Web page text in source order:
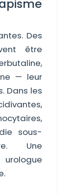
Des
être
— leur
Dans les
sous-
Une